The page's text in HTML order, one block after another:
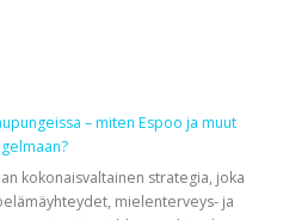
– miten Espoo ja muut
kokonaisvaltainen strategia, joka
mielenterveys- ja